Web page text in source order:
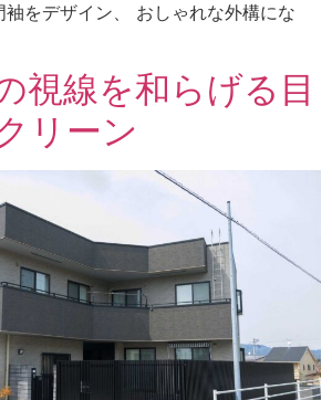
袖をデザイン、 おしゃれな外構にな
視線を和らげる目
リーン